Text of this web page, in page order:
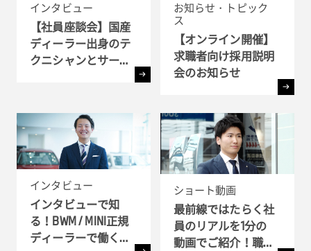
インタビュー
【社員座談会】国産
ディーラー出身のテ
クニシャンとサービ
とは ?!
お知らせ・トピック
ス
【オンライン開催】
求職者向け採用説明
会のお知らせ
インタビュー
インタビューで知
る！BWM / MINI正規
ディーラーで働く理
ショート動画
最前線ではたらく社
員のリアルを1分の
動画でご紹介！職種